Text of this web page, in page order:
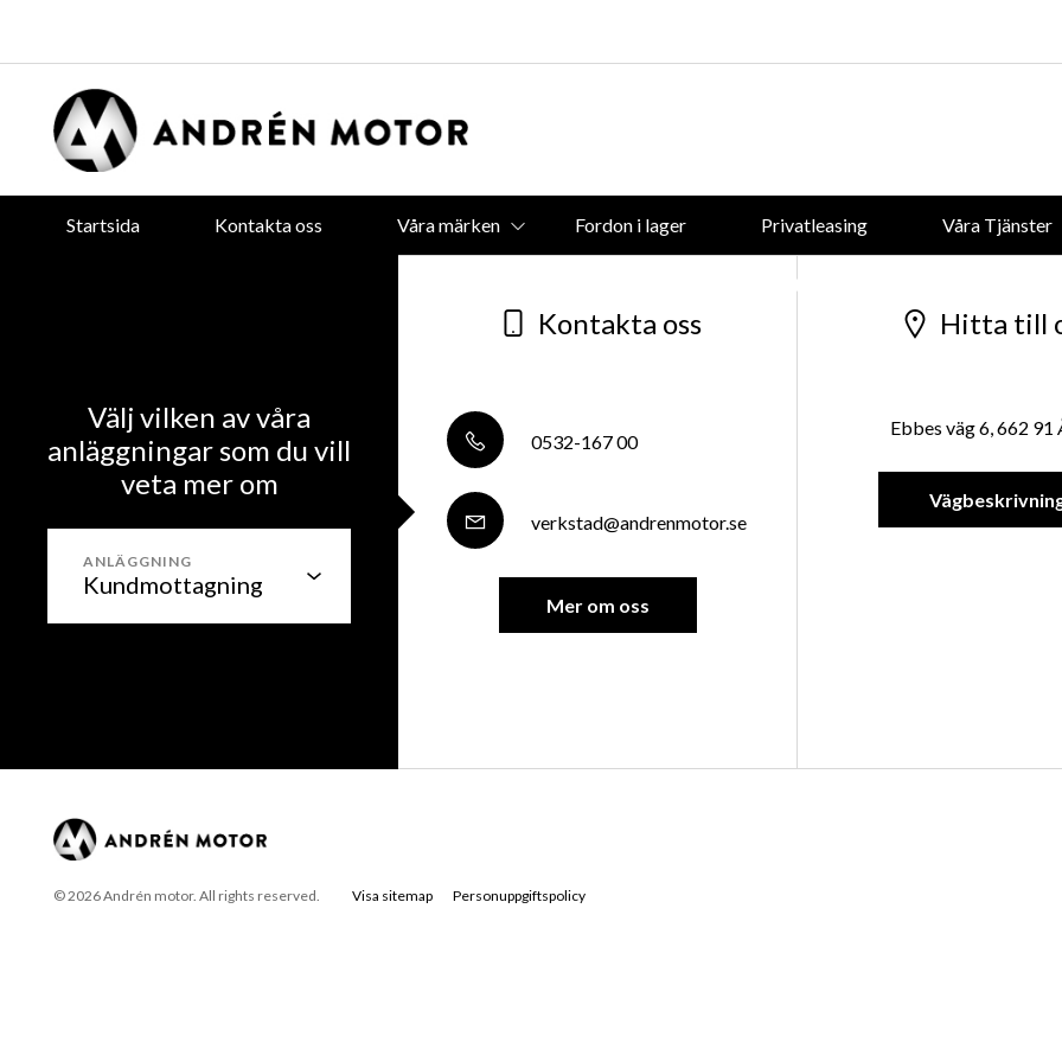
Startsida Kontakta oss Våra märken Fordon i lager Privatleasing Våra Tjänster
Företaget
Välj vilken av våra
anläggningar som du vill
veta mer om
ANLÄGGNING
Kontakta oss
0532-167 00
verkstad@andrenmotor.se
Mer om oss
Hitta till
Ebbes väg 6, 662 91
© 2026 Andrén motor. All rights reserved. Visa sitemap Personuppgiftspolicy